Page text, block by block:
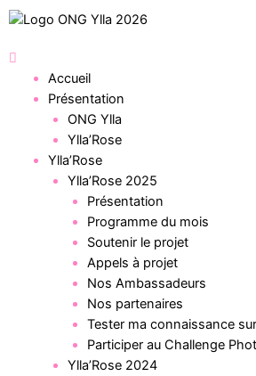
Accueil
Présentation
ONG Ylla
Ylla’Rose
Ylla’Rose
Ylla’Rose 2025
Présentation
Programme du mois
Soutenir le projet
Appels à projet
Nos Ambassadeurs
Nos partenaires
Tester ma connaissance
Participer au Challenge
Ylla’Rose 2024